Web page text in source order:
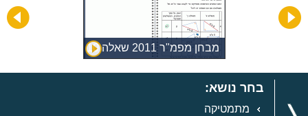
מבחן מפמ"ר 2011 שאלה 10
בחר נושא:
מתמטיקה